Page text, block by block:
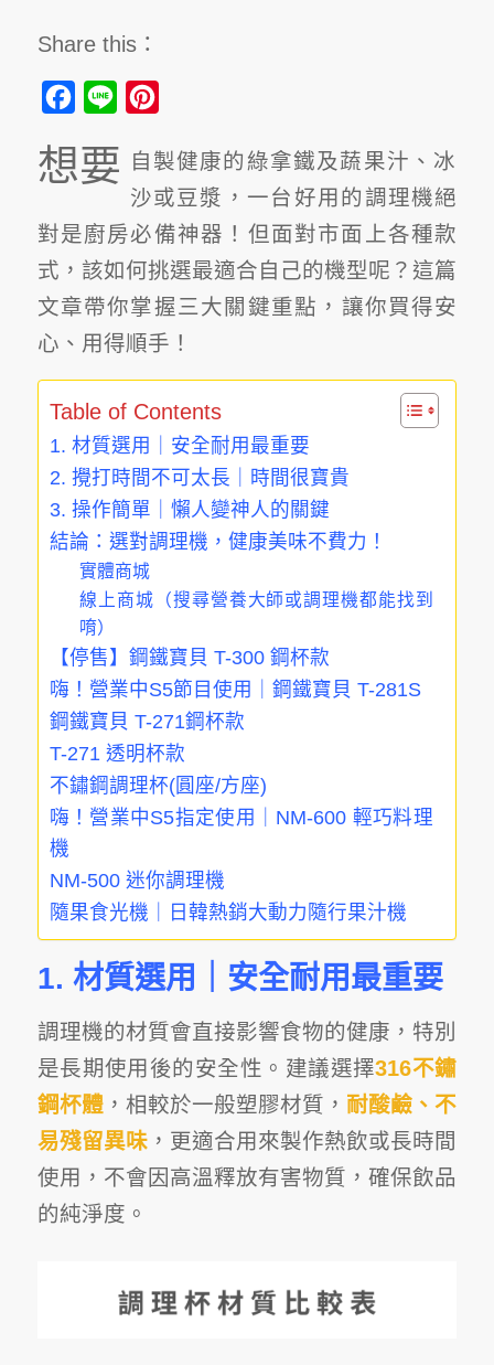
Share this：
Facebook
Line
想要 自製健康的綠拿鐵及蔬果汁、冰
沙或豆漿，一台好用的調理機絕
對是廚房必備神器！但面對市面上各種款
式，該如何挑選最適合自己的機型呢？這篇
文章帶你掌握三大關鍵重點 ，讓你買得安
心、用得順手！
Table of Contents
1. 材質選用｜安全耐用最重要
2. 攪打時間不可太長｜時間很寶貴
3. 操作簡單｜懶人變神人的關鍵
結論：選對調理機，健康美味不費力！
實體商城
線上商城（搜尋營養大師或調理機都能找到
唷）
【停售】鋼鐵寶貝 T-300 鋼杯款
嗨！營業中S5節目使用｜鋼鐵寶貝 T-281S
鋼鐵寶貝 T-271鋼杯款
T-271 透明杯款
不鏽鋼調理杯(圓座/方座)
嗨！營業中S5指定使用｜NM-600 輕巧料理
機
NM-500 迷你調理機
隨果食光機｜日韓熱銷大動力隨行果汁機
1. 材質選用｜安全耐用最重要
調理機的材質會直接影響食物的健康，特別
是長期使用後的安全性。建議選擇316不鏽
鋼杯體，相較於一般塑膠材質， 耐酸鹼、不
易殘留異味，更適合用來製作熱飲或長時間
使用，不會因高溫釋放有害物質，確保飲品
的純淨度。